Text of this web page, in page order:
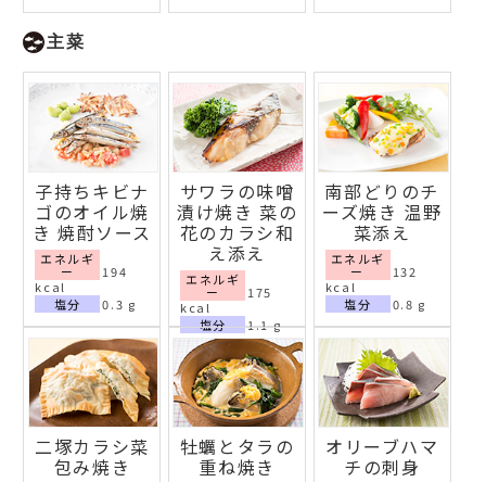
主菜
子持ちキビナ
ゴのオイル焼
き 焼酎ソース
エネルギ
ー
194
kcal
塩分
0.3 g
サワラの味噌
漬け焼き 菜の
花のカラシ和
え添え
エネルギ
ー
175
kcal
塩分
1.1 g
南部どりのチ
ーズ焼き 温野
菜添え
エネルギ
ー
132
kcal
塩分
0.8 g
二塚カラシ菜
包み焼き
牡蠣とタラの
重ね焼き
オリーブハマ
チの刺身